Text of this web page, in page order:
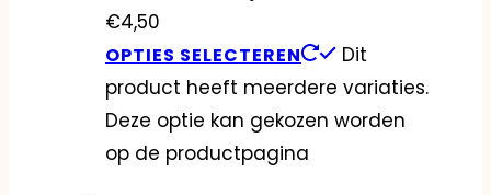
€4,50
OPTIES SELECTEREN
Dit
product heeft meerdere variaties.
Deze optie kan gekozen worden
op de productpagina